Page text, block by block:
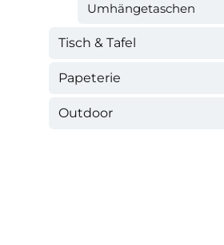
Umhängetaschen
Tisch & Tafel
Papeterie
Outdoor